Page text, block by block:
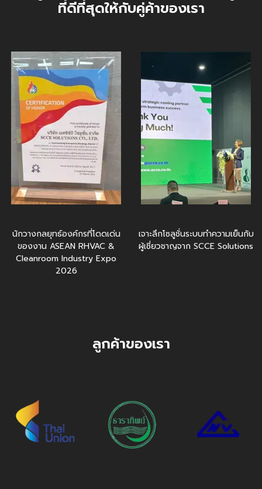
ที่ดีที่สุดให้กับคู่ค้าของเรา
นักวางกลยุทธ์องค์กรที่โดดเด่น
ของงาน ASEAN RHVAC &
Cleanroom Industry Expo
2026
เจาะลึกโซลูชั่นระบบทำความเย็นกับ
ผู้เชี่ยวชาญจาก SCCE Solutions
ลูกค้าของเรา